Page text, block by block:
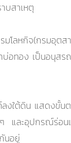
สาเหตุ
ลหกิจ(กรมอุตส
อง เป็นอนุสรณ์
งใต้ดิน แสดงขั้
และอุปกรณ์ร่อ
นอยู่